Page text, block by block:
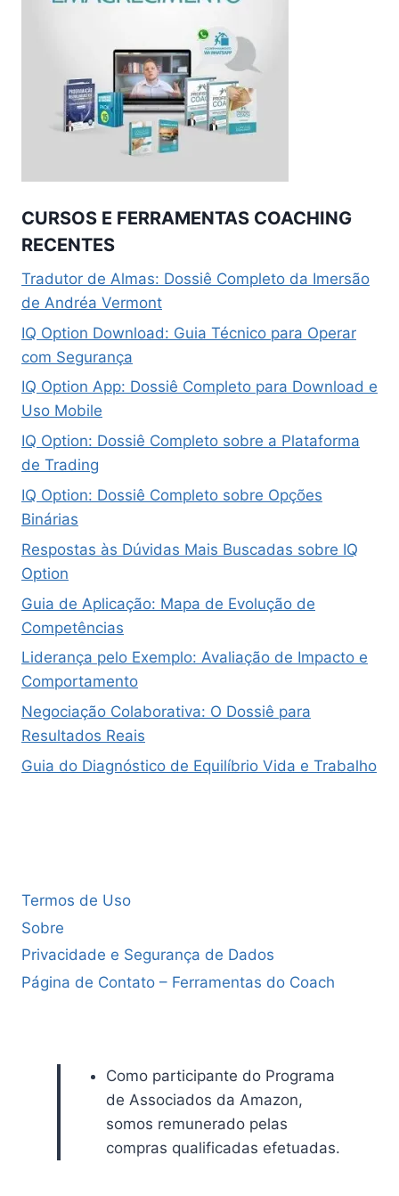
CURSOS E FERRAMENTAS COACHING
RECENTES
Tradutor de Almas: Dossiê Completo da Imersão
de Andréa Vermont
IQ Option Download: Guia Técnico para Operar
com Segurança
IQ Option App: Dossiê Completo para Download e
Uso Mobile
IQ Option: Dossiê Completo sobre a Plataforma
de Trading
IQ Option: Dossiê Completo sobre Opções
Binárias
Respostas às Dúvidas Mais Buscadas sobre IQ
Option
Guia de Aplicação: Mapa de Evolução de
Competências
Liderança pelo Exemplo: Avaliação de Impacto e
Comportamento
Negociação Colaborativa: O Dossiê para
Resultados Reais
Guia do Diagnóstico de Equilíbrio Vida e Trabalho
Termos de Uso
Sobre
Privacidade e Segurança de Dados
Página de Contato – Ferramentas do Coach
Como participante do Programa
de Associados da Amazon,
somos remunerado pelas
compras qualificadas efetuadas.